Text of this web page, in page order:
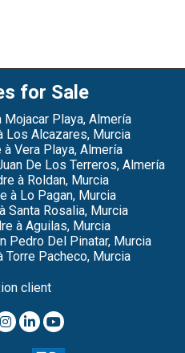
for Sale
Playa, Almería
Los Alcazares, Murcia
Vera Playa, Almería
De Los Terreros, Almería
à Roldan, Murcia
à Lo Pagan, Murcia
Santa Rosalia, Murcia
à Aguilas, Murcia
Pedro Del Pinatar, Murcia
Pacheco, Murcia
client